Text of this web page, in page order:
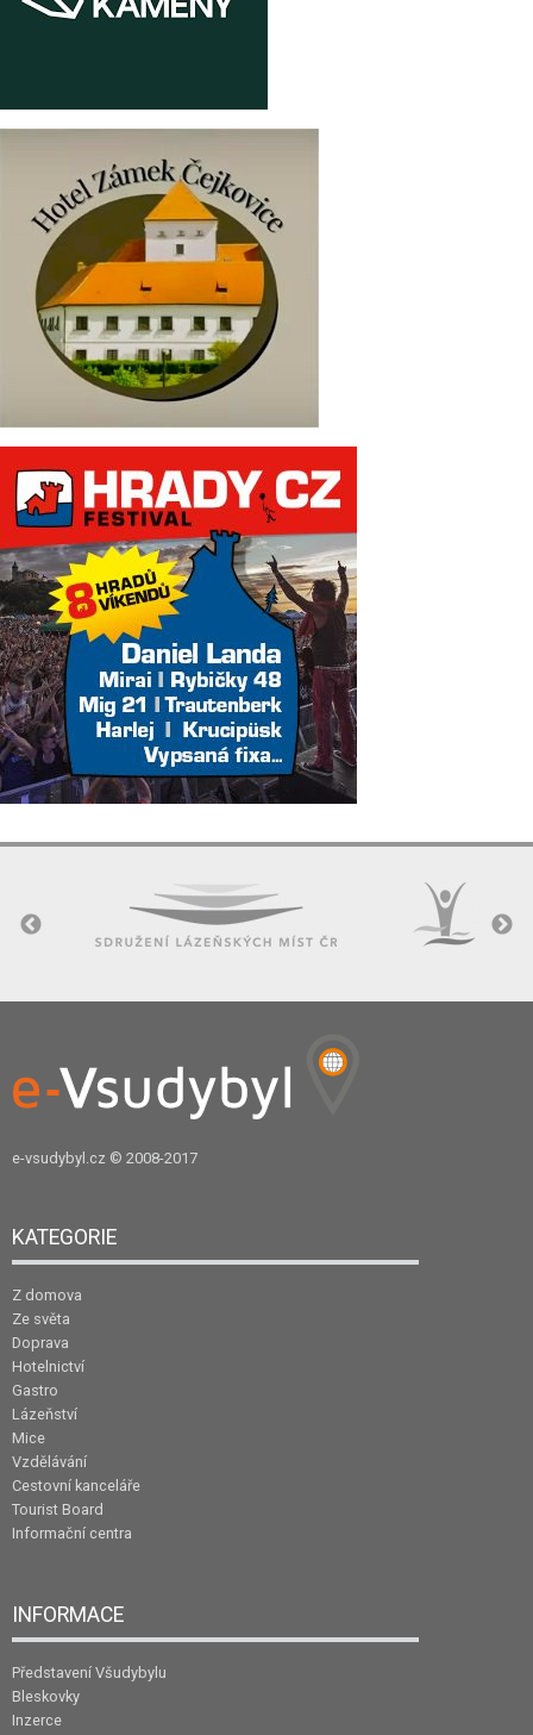
e-vsudybyl.cz © 2008-2017
KATEGORIE
Z domova
Ze světa
Doprava
Hotelnictví
Gastro
Lázeňství
Mice
Vzdělávání
Cestovní kanceláře
Tourist Board
Informační centra
INFORMACE
Představení Všudybylu
Bleskovky
Inzerce